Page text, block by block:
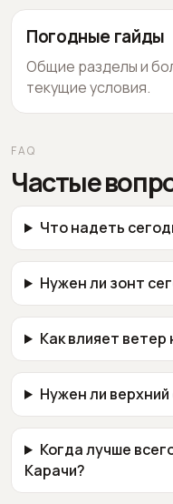
Погодные гайды
Общие разделы и
текущие условия.
FAQ
Частые
Что надеть
Нужен ли зонт
Как влияет
Нужен ли
Когда лучше
Карачи?